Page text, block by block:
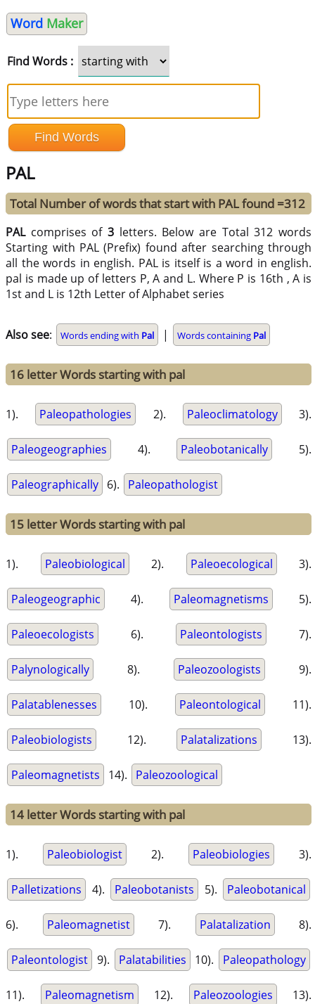
Word Maker
Find Words :
PAL
Total Number of words that start with PAL found =312
PALcomprises of3 letters. Below are Total 312 words
Starting with PAL (Prefix) found after searching through
all the words in english. PAL is itself is a word in english.
pal is made up of letters P, A and L. Where P is 16th , A is
1st and L is 12th Letter of Alphabet series
Also see: Words ending with Pal | Words containing Pal
16 letter Words starting with pal
1). Paleopathologies 2). Paleoclimatology 3).
Paleogeographies 4). Paleobotanically 5).
Paleographically 6). Paleopathologist
15 letter Words starting with pal
1). Paleobiological 2). Paleoecological 3).
Paleogeographic 4). Paleomagnetisms 5).
Paleoecologists 6). Paleontologists 7).
Palynologically 8). Paleozoologists 9).
Palatablenesses 10). Paleontological 11).
Paleobiologists 12). Palatalizations 13).
Paleomagnetists 14). Paleozoological
14 letter Words starting with pal
1). Paleobiologist 2). Paleobiologies 3).
Palletizations 4). Paleobotanists 5). Paleobotanical
6). Paleomagnetist 7). Palatalization 8).
Paleontologist 9). Palatabilities 10). Paleopathology
11). Paleomagnetism 12). Paleozoologies 13).